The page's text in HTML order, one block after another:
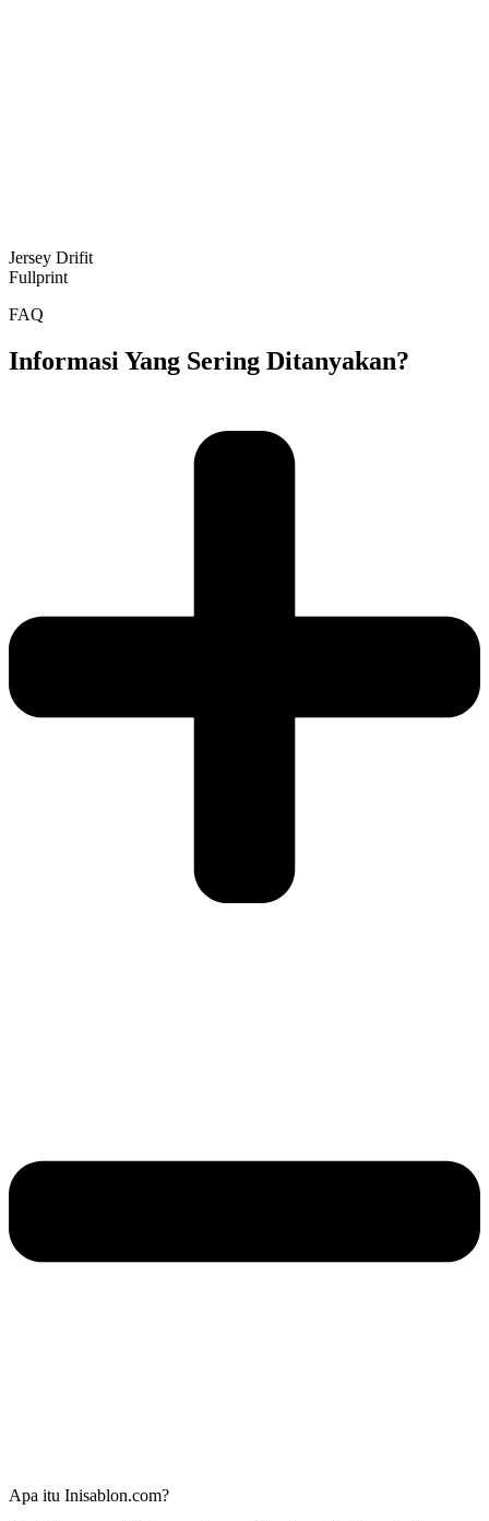
Jersey Drifit
Fullprint
FAQ
Informasi Yang Sering Ditanyakan?
Apa itu Inisablon.com?